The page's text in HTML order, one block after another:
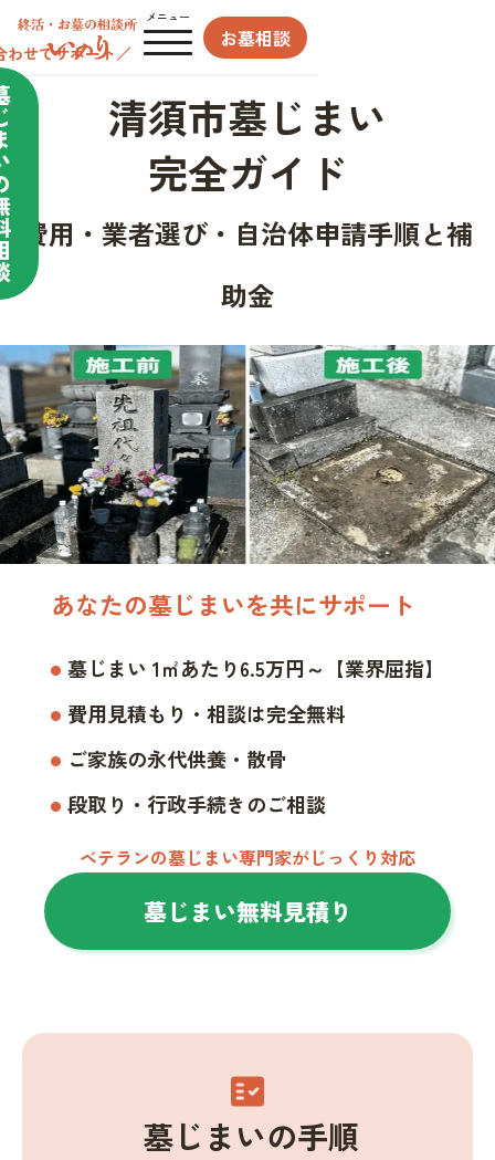
メニュー
お墓相談
わせてサポート／
清須市墓じまい
完全ガイド
費用・業者選び・自治体申請手順と補
助金
あなたの墓じまいを共にサポート
墓じまい 1㎡あたり6.5万円～【業界屈指】
費用見積もり・相談は完全無料
ご家族の永代供養・散骨
段取り・行政手続きのご相談
ベテランの墓じまい専門家がじっくり対応
墓じまい無料見積り
fact_check
墓じまいの手順